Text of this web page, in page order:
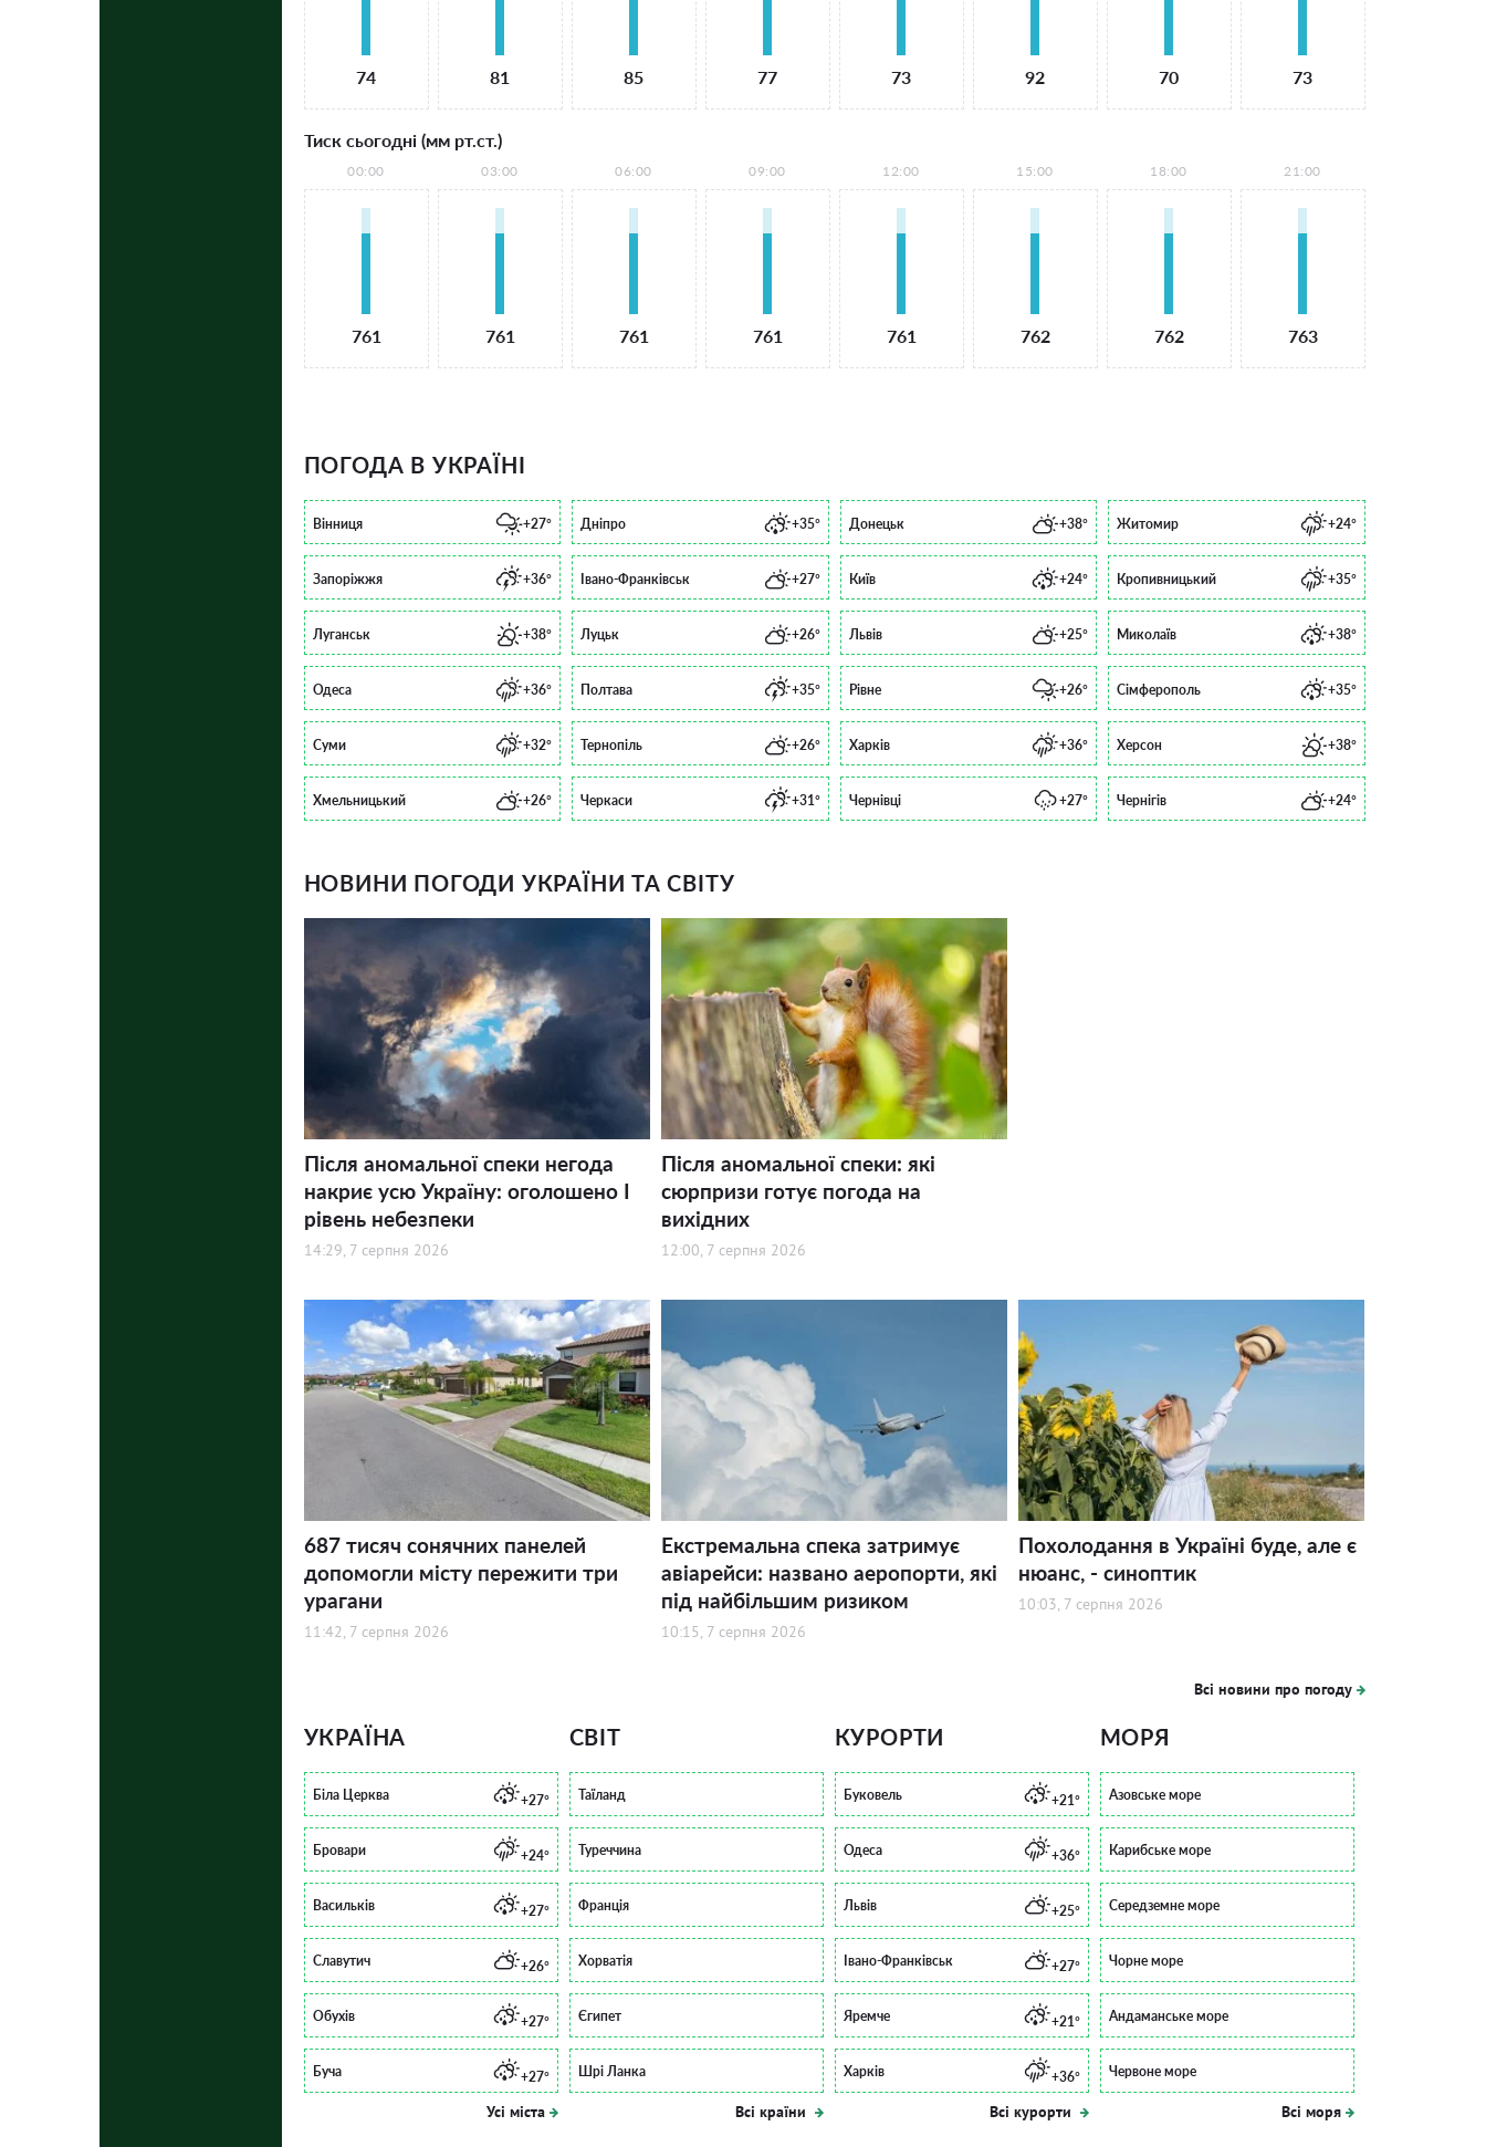
74 81 85 77 73 92 70 73
Тиск сьогодні (мм рт.ст.)
00:00
761
03:00
761
06:00
761
09:00
761
12:00
761
15:00
762
18:00
762
21:00
763
ПОГОДА В УКРАЇНІ
Вінниця +27° Дніпро +35° Донецьк +38° Житомир +24°
Запоріжжя +36° Івано-Франківськ +27° Київ +24° Кропивницький +35°
Луганськ +38° Луцьк +26° Львів +25° Миколаїв +38°
Одеса +36° Полтава +35° Рівне +26° Сімферополь +35°
Суми +32° Тернопіль +26° Харків +36° Херсон +38°
Хмельницький +26° Черкаси +31° Чернівці +27° Чернігів +24°
НОВИНИ ПОГОДИ УКРАЇНИ ТА СВІТУ
Після аномальної спеки негода
накриє усю Україну: оголошено І
рівень небезпеки
14:29, 7 серпня 2026
Після аномальної спеки: які
сюрпризи готує погода на
вихідних
12:00, 7 серпня 2026
687 тисяч сонячних панелей
допомогли місту пережити три
урагани
11:42, 7 серпня 2026
Екстремальна спека затримує
авіарейси: названо аеропорти, які
під найбільшим ризиком
10:15, 7 серпня 2026
Похолодання в Україні буде, але є
нюанс, - синоптик
10:03, 7 серпня 2026
Всі новини про погоду
УКРАЇНА
Біла Церква +27°
Бровари +24°
Васильків +27°
Славутич +26°
Обухів +27°
Буча +27°
Усі міста
СВІТ
Таїланд
Туреччина
Франція
Хорватія
Єгипет
Шрі Ланка
Всі країни
КУРОРТИ
Буковель +21°
Одеса +36°
Львів +25°
Івано-Франківськ +27°
Яремче +21°
Харків +36°
Всі курорти
МОРЯ
Азовське море
Карибське море
Середземне море
Чорне море
Андаманське море
Червоне море
Всі моря